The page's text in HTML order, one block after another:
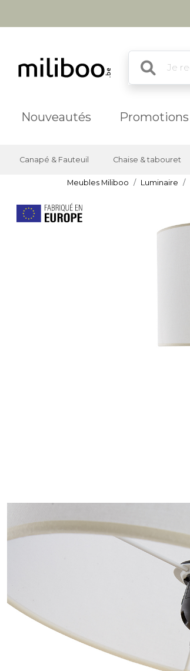
Nouveautés Promotions
Canapé & Fauteuil Chaise & tabouret
Meubles Miliboo Luminaire